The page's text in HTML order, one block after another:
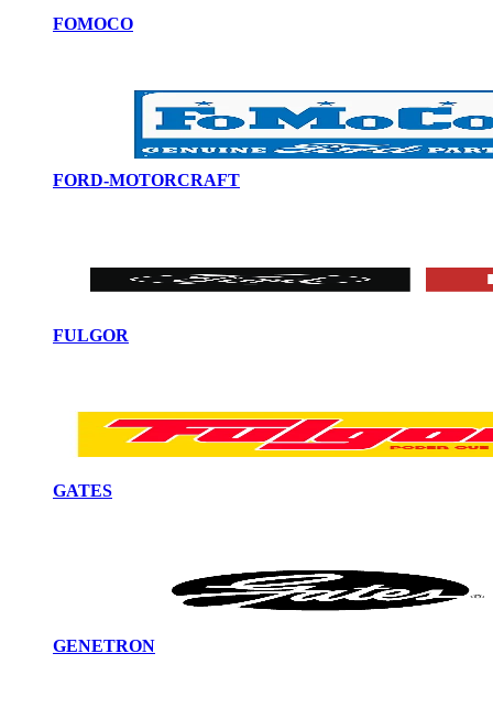
FOMOCO
FORD-MOTORCRAFT
FULGOR
GATES
GENETRON